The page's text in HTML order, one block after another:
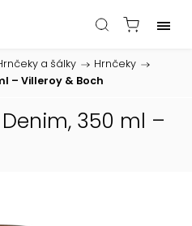
a šálky / Hrnčeky /
– Villeroy & Boch
350 ml –